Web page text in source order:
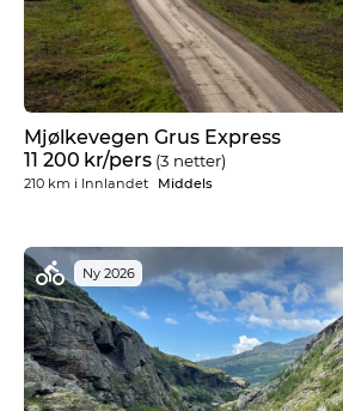
Mjølkevegen Grus Express
11 200 kr/pers (3 netter)
210 km i Innlandet Middels
Ny 2026